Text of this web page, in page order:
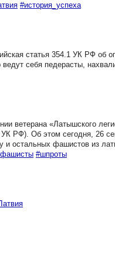
#история_успеха
статья 354.1 УК РФ об
себя педерасты,
ветерана «Латышского
УК РФ). Об этом сегодня, 26
и остальных фашистов из
#шпроты